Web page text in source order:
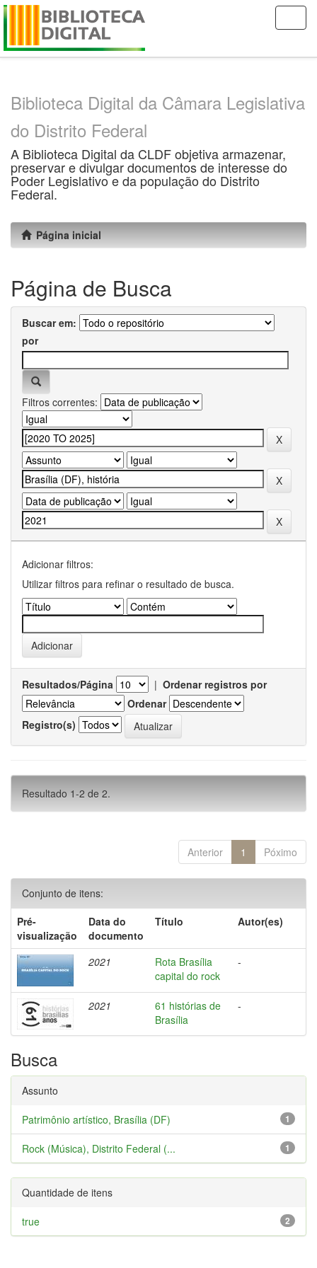
Skip
Biblioteca Digital da Câmara Legislativa
do Distrito Federal
A Biblioteca Digital da CLDF objetiva armazenar,
preservar e divulgar documentos de interesse do
Poder Legislativo e da população do Distrito
Federal.
Página inicial
Página de Busca
Buscar em:
por
Filtros correntes:
Adicionar filtros:
Utilizar filtros para refinar o resultado de busca.
Resultados/Página | Ordenar registros por
Ordenar
Registro(s)
Resultado 1-2 de 2.
Anterior 1 Póximo
Conjunto de itens:
Pré-
visualização
Data do
documento
Título Autor(es)
2021
Rota Brasília
capital do rock
-
2021
61 histórias de
Brasília
-
Busca
Assunto
1
Patrimônio artístico, Brasília (DF)
1
Rock (Música), Distrito Federal (...
Quantidade de itens
2
true